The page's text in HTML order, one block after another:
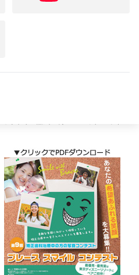
マイルコンテス